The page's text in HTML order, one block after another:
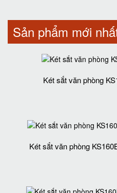
Sản phẩm mới
Két sắt văn phòng
Két sắt văn phòng